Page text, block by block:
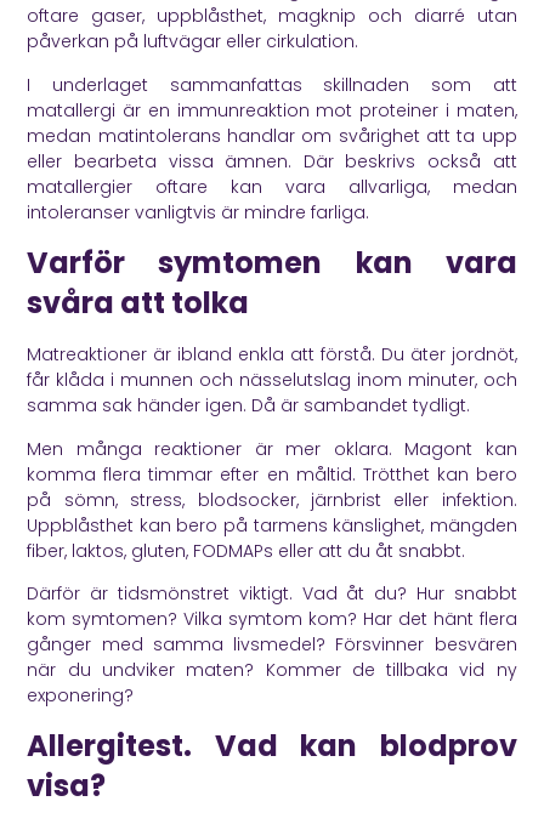
oftare gaser, uppblåsthet, magknip och diarré utan
påverkan på luftvägar eller cirkulation.
I underlaget sammanfattas skillnaden som att
matallergi är en immunreaktion mot proteiner i maten,
medan matintolerans handlar om svårighet att ta upp
eller bearbeta vissa ämnen. Där beskrivs också att
matallergier oftare kan vara allvarliga, medan
intoleranser vanligtvis är mindre farliga.
Varför symtomen kan vara
svåra att tolka
Matreaktioner är ibland enkla att förstå. Du äter jordnöt,
får klåda i munnen och nässelutslag inom minuter, och
samma sak händer igen. Då är sambandet tydligt.
Men många reaktioner är mer oklara. Magont kan
komma flera timmar efter en måltid. Trötthet kan bero
på sömn, stress, blodsocker, järnbrist eller infektion.
Uppblåsthet kan bero på tarmens känslighet, mängden
fiber, laktos, gluten, FODMAPs eller att du åt snabbt.
Därför är tidsmönstret viktigt. Vad åt du? Hur snabbt
kom symtomen? Vilka symtom kom? Har det hänt flera
gånger med samma livsmedel? Försvinner besvären
när du undviker maten? Kommer de tillbaka vid ny
exponering?
Allergitest. Vad kan blodprov
visa?